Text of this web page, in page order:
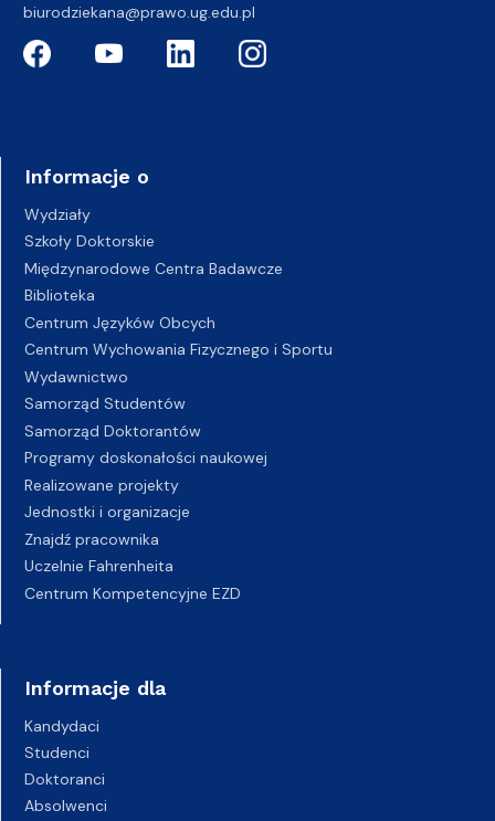
biurodziekana@prawo.ug.edu.pl
Informacje o
Wydziały
Szkoły Doktorskie
Międzynarodowe Centra Badawcze
Biblioteka
Centrum Języków Obcych
Centrum Wychowania Fizycznego i Sportu
Wydawnictwo
Samorząd Studentów
Samorząd Doktorantów
Programy doskonałości naukowej
Realizowane projekty
Jednostki i organizacje
Znajdź pracownika
Uczelnie Fahrenheita
Centrum Kompetencyjne EZD
Informacje dla
Kandydaci
Studenci
Doktoranci
Absolwenci